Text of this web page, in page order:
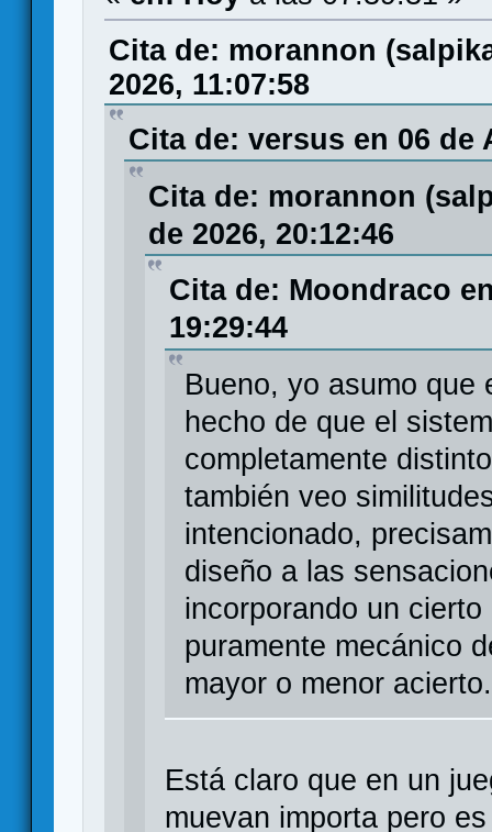
Cita de: morannon
2026, 11:07:58
Cita de: versus en 06 de
Cita de: morannon
de 2026, 20:12:46
Cita de: Moondraco
19:29:44
Bueno, yo asumo que
hecho de que el
completamente
también veo
intencionado,
diseño a las
incorporando un
puramente mecánico
mayor o menor acierto.
Está claro que en un
muevan importa pero